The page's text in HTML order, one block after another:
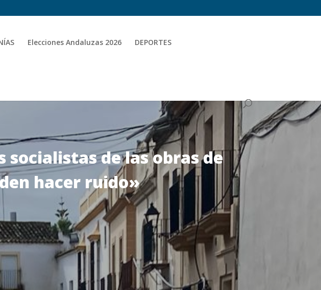
Elecciones Andaluzas 2026 DEPORTES
socialistas de las obras de
hacer ruido»